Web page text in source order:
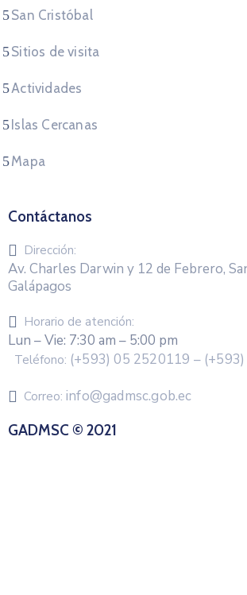
San Cristóbal
Sitios de visita
Actividades
Islas Cercanas
Mapa
Contáctanos
Dirección:
Av. Charles Darwin y 12 de Febrero,
Galápagos
Horario de atención:
Lun – Vie: 7:30 am – 5:00 pm
Teléfono: (+593) 05 2520119 –
Correo: info@gadmsc.gob.ec
GADMSC © 2021